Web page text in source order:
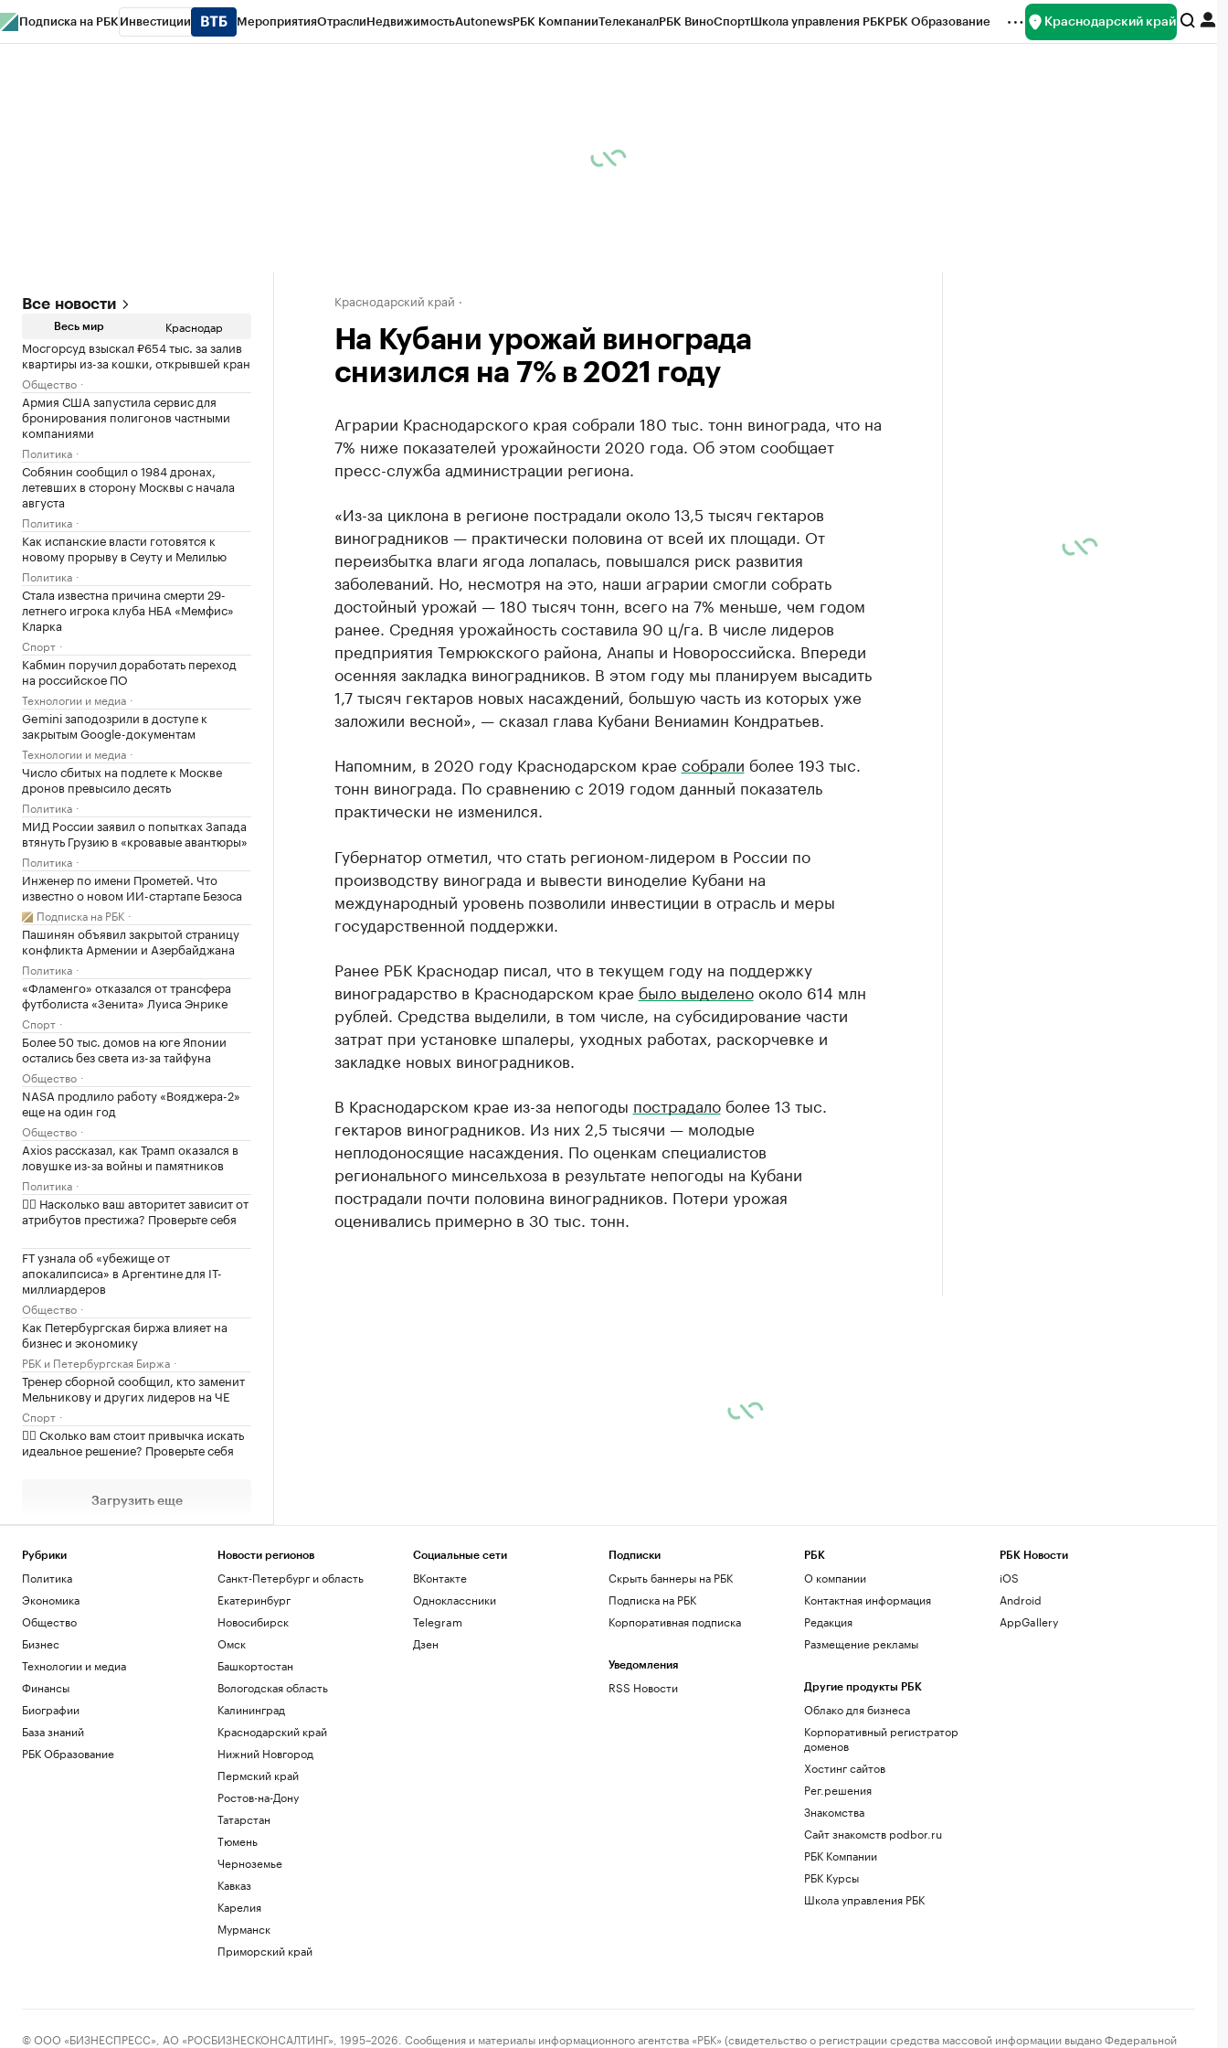
Подписка на РБК Инвестиции МероприятияОтраслиНедвижимостьAutonewsРБК КомпанииТелеканалРБК ВиноСпортШкола управления РБКРБК Образование Краснодарский край
Все новости
Весь мир Краснодар
Мосгорсуд взыскал ₽654 тыс. за залив
квартиры из-за кошки, открывшей кран
Общество
Армия США запустила сервис для
бронирования полигонов частными
компаниями
Политика
Собянин сообщил о 1984 дронах,
летевших в сторону Москвы с начала
августа
Политика
Как испанские власти готовятся к
новому прорыву в Сеуту и Мелилью
Политика
Стала известна причина смерти 29-
летнего игрока клуба НБА «Мемфис»
Кларка
Спорт
Кабмин поручил доработать переход
на российское ПО
Технологии и медиа
Gemini заподозрили в доступе к
закрытым Google-документам
Технологии и медиа
Число сбитых на подлете к Москве
дронов превысило десять
Политика
МИД России заявил о попытках Запада
втянуть Грузию в «кровавые авантюры»
Политика
Инженер по имени Прометей. Что
известно о новом ИИ-стартапе Безоса
Подписка на РБК
Пашинян объявил закрытой страницу
конфликта Армении и Азербайджана
Политика
«Фламенго» отказался от трансфера
футболиста «Зенита» Луиса Энрике
Спорт
Более 50 тыс. домов на юге Японии
остались без света из-за тайфуна
Общество
NASA продлило работу «Вояджера-2»
еще на один год
Общество
Axios рассказал, как Трамп оказался в
ловушке из-за войны и памятников
Политика
✍🏻 Насколько ваш авторитет зависит от
атрибутов престижа? Проверьте себя
FT узнала об «убежище от
апокалипсиса» в Аргентине для IT-
миллиардеров
Общество
Как Петербургская биржа влияет на
бизнес и экономику
РБК и Петербургская Биржа
Тренер сборной сообщил, кто заменит
Мельникову и других лидеров на ЧЕ
Спорт
✍🏻 Сколько вам стоит привычка искать
идеальное решение? Проверьте себя
Загрузить еще
Краснодарский край
На Кубани урожай винограда
снизился на 7% в 2021 году
Аграрии Краснодарского края собрали 180 тыс. тонн винограда, что на
7% ниже показателей урожайности 2020 года. Об этом сообщает
пресс-служба администрации региона.
«Из-за циклона в регионе пострадали около 13,5 тысяч гектаров
виноградников — практически половина от всей их площади. От
переизбытка влаги ягода лопалась, повышался риск развития
заболеваний. Но, несмотря на это, наши аграрии смогли собрать
достойный урожай — 180 тысяч тонн, всего на 7% меньше, чем годом
ранее. Средняя урожайность составила 90 ц/га. В числе лидеров
предприятия Темрюкского района, Анапы и Новороссийска. Впереди
осенняя закладка виноградников. В этом году мы планируем высадить
1,7 тысяч гектаров новых насаждений, большую часть из которых уже
заложили весной», — сказал глава Кубани Вениамин Кондратьев.
Напомним, в 2020 году Краснодарском крае собрали более 193 тыс.
тонн винограда. По сравнению с 2019 годом данный показатель
практически не изменился.
Губернатор отметил, что стать регионом-лидером в России по
производству винограда и вывести виноделие Кубани на
международный уровень позволили инвестиции в отрасль и меры
государственной поддержки.
Ранее РБК Краснодар писал, что в текущем году на поддержку
виноградарство в Краснодарском крае было выделенооколо 614 млн
рублей. Средства выделили, в том числе, на субсидирование части
затрат при установке шпалеры, уходных работах, раскорчевке и
закладке новых виноградников.
В Краснодарском крае из-за непогоды пострадалоболее 13 тыс.
гектаров виноградников. Из них 2,5 тысячи — молодые
неплодоносящие насаждения. По оценкам специалистов
регионального минсельхоза в результате непогоды на Кубани
пострадали почти половина виноградников. Потери урожая
оценивались примерно в 30 тыс. тонн.
Рубрики
Политика
Экономика
Общество
Бизнес
Технологии и медиа
Финансы
Биографии
База знаний
РБК Образование
Новости регионов
Санкт-Петербург и область
Екатеринбург
Новосибирск
Омск
Башкортостан
Вологодская область
Калининград
Краснодарский край
Нижний Новгород
Пермский край
Ростов-на-Дону
Татарстан
Тюмень
Черноземье
Кавказ
Карелия
Мурманск
Приморский край
Социальные сети
ВКонтакте
Одноклассники
Telegram
Дзен
Подписки
Скрыть баннеры на РБК
Подписка на РБК
Корпоративная подписка
Уведомления
RSS Новости
РБК
О компании
Контактная информация
Редакция
Размещение рекламы
Другие продукты РБК
Облако для бизнеса
Корпоративный регистратор
доменов
Хостинг сайтов
Рег.решения
Знакомства
Сайт знакомств podbor.ru
РБК Компании
РБК Курсы
Школа управления РБК
РБК Новости
iOS
Android
AppGallery
© ООО «БИЗНЕСПРЕСС», АО «РОСБИЗНЕСКОНСАЛТИНГ», 1995–2026. Сообщения и материалы информационного агентства «РБК» (свидетельство о регистрации средства массовой информации выдано Федеральной